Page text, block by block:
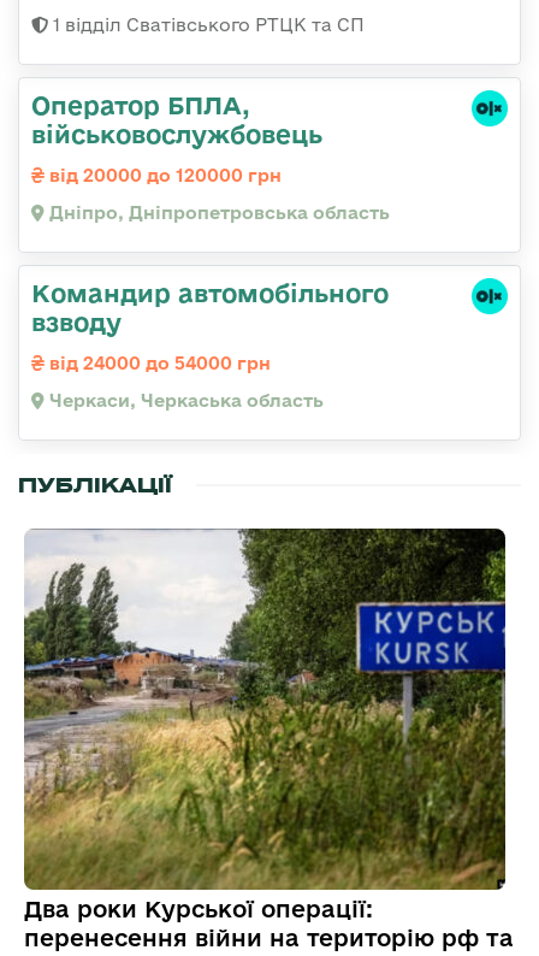
1 відділ Сватівського РТЦК та СП
Оператор БПЛА,
військовослужбовець
від 20000 до 120000 грн
Дніпро, Дніпропетровська область
Командир автомобільного
взводу
від 24000 до 54000 грн
Черкаси, Черкаська область
ПУБЛІКАЦІЇ
Два роки Курської операції:
перенесення війни на територію рф та